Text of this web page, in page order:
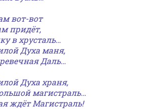
вот-вот
придёт,
в хрусталь…
Духа маня,
Даль…
Духа храня,
магистраль…
ждёт Магистраль!